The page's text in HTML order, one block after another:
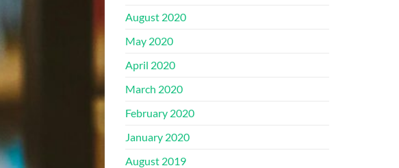
August 2020
May 2020
April 2020
March 2020
February 2020
January 2020
August 2019